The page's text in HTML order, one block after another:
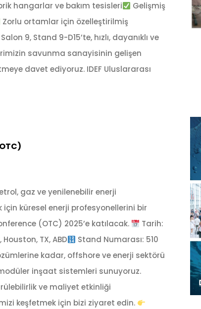
hangarlar ve bakım tesisleri
Gelişmiş
Zorlu ortamlar için özelleştirilmiş
9, Stand 9-D15’te, hızlı, dayanıklı ve
savunma sanayisinin gelişen
davet ediyoruz. IDEF Uluslararası
gaz ve yenilenebilir enerji
küresel enerji profesyonellerini bir
(OTC) 2025’e katılacak.
Tarih:
TX, ABD
Stand Numarası: 510
kadar, offshore ve enerji sektörü
inşaat sistemleri sunuyoruz.
ve maliyet etkinliği
keşfetmek için bizi ziyaret edin.